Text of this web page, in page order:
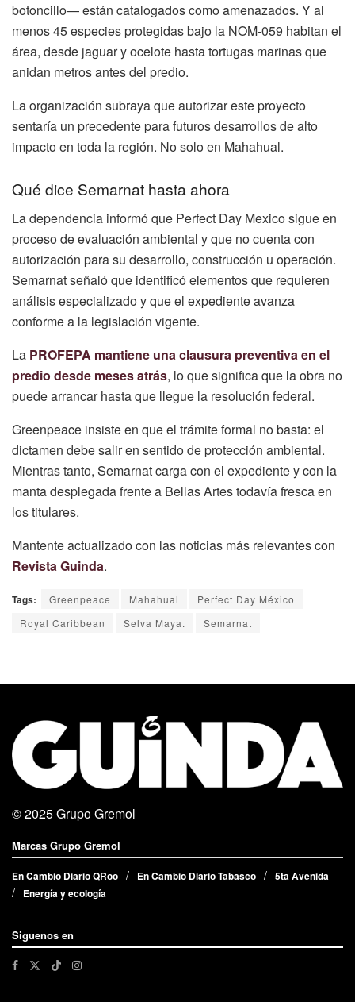
botoncillo— están catalogados como amenazados. Y al
menos 45 especies protegidas bajo la NOM-059 habitan el
área, desde jaguar y ocelote hasta tortugas marinas que
anidan metros antes del predio.
La organización subraya que autorizar este proyecto
sentaría un precedente para futuros desarrollos de alto
impacto en toda la región. No solo en Mahahual.
Qué dice Semarnat hasta ahora
La dependencia informó que Perfect Day Mexico sigue en
proceso de evaluación ambiental y que no cuenta con
autorización para su desarrollo, construcción u operación.
Semarnat señaló que identificó elementos que requieren
análisis especializado y que el expediente avanza
conforme a la legislación vigente.
La PROFEPA mantiene una clausura preventiva en el
predio desde meses atrás, lo que significa que la obra no
puede arrancar hasta que llegue la resolución federal.
Greenpeace insiste en que el trámite formal no basta: el
dictamen debe salir en sentido de protección ambiental.
Mientras tanto, Semarnat carga con el expediente y con la
manta desplegada frente a Bellas Artes todavía fresca en
los titulares.
Mantente actualizado con las noticias más relevantes con
Revista Guinda.
Tags: Greenpeace Mahahual
Perfect Day México
Royal Caribbean
Selva Maya. Semarnat
© 2025Grupo Gremol
Marcas Grupo Gremol
En Cambio Diario QRoo En Cambio Diario Tabasco
5ta Avenida
Energía y ecología
Siguenos en